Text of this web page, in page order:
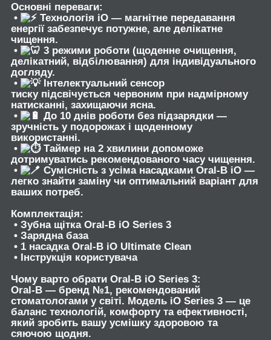
Основні переваги:
•
Технологія iO — магнітне передавання
енергії забезпечує потужне, але делікатне
чищення.
•
3 режими роботи (щоденне очищення,
делікатний, відбілювання) для індивідуального
догляду.
•
Інтелектуальний сенсор
тискупідсвічується червоним при надмірному
натисканні, захищаючи ясна.
•
До 10 днів роботи без підзарядки —
зручність у подорожах і щоденному
використанні.
•
Таймер на 2 хвилини допоможе
дотримуватись рекомендованого часу чищення.
•
Сумісність з усіма насадками Oral-B iO —
легко знайти заміну чи оптимальний варіант для
ваших потреб.
Комплектація:
• Зубна щітка Oral-B iO Series 3
• Зарядна база
• 1 насадка Oral-B iO Ultimate Clean
• Інструкція користувача
Чому варто обрати Oral-B iO Series 3:
Oral-B — бренд №1, рекомендований
стоматологами у світі. Модель iO Series 3 — це
баланс технологій, комфорту та ефективності,
який зробить вашу усмішку здоровою та
сяючою щодня.